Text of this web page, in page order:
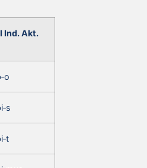
Ind. Akt.